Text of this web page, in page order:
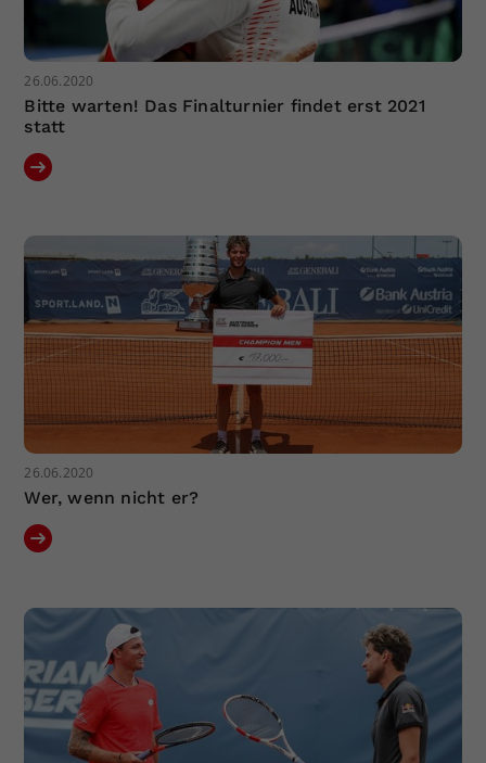
26.06.2020
Bitte warten! Das Finalturnier findet erst 2021
statt
26.06.2020
Wer, wenn nicht er?